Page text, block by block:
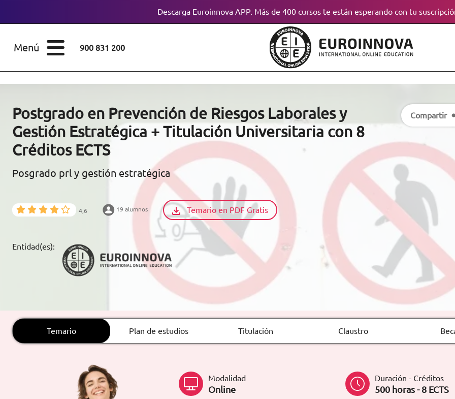
Descarga Euroinnova APP. Más de 400 cursos te están esperando con tu
Menú 900 831 200
CONOCE EUROINNOVA
BECAS Y
FINANCIACIÓN
EDUCATIVOS
ARTÍCULOS
ORIENTACIÓN
CONTACTO
(+34)958 050 200(gratuito en
formacion@euroinnova.com
ESTUDIOS
Licenciaturas
Doctorados
Maestría
Diplomados
Certificados de
Profesionalidad
Postgrado en Prevención de Riesgos Laborales y
Gestión Estratégica + Titulación Universitaria con 8
Créditos ECTS
Posgrado prl y gestión estratégica
4,6 19 alumnos Temario en PDF Gratis
Entidad(es):
Compartir
Temario Plan de estudios Titulación Claustro
Modalidad
Online
Duración - Créditos
500 horas - 8 ECTS